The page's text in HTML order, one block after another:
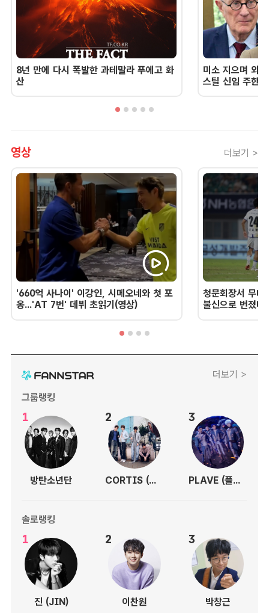
8년 만에 다시 폭발한 과테말라 푸에고 화
산
미소 지으며 외
스틸 신임 주한
영상 더보기 >
'660억 사나이' 이강인, 시메오네와 첫 포
옹...'AT 7번' 데뷔 초읽기(영상)
청문회장서 무너
불신으로 번졌
더보기 >
그룹랭킹
1
방탄소년단
2
CORTIS (코르티스)
3
PLAVE (플레이브)
솔로랭킹
1
진 (JIN)
2
이찬원
3
박창근